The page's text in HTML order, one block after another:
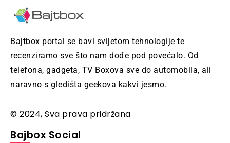
Bajtbox portal se bavi svijetom tehnologije te
recenziramo sve što nam dođe pod povećalo. Od
telefona, gadgeta, TV Boxova sve do automobila, ali
naravno s gledišta geekova kakvi jesmo.
© 2024, Sva prava pridržana
Bajbox Social